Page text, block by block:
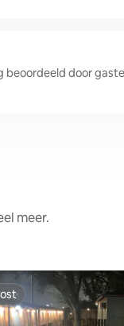
beoordeeld door
meer.